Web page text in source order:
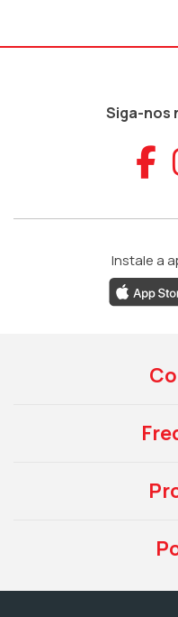
Siga-nos
Instale a